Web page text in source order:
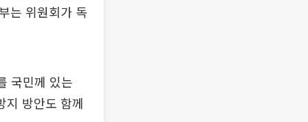
는 위원회가 독
국민께 있는
지 방안도 함께